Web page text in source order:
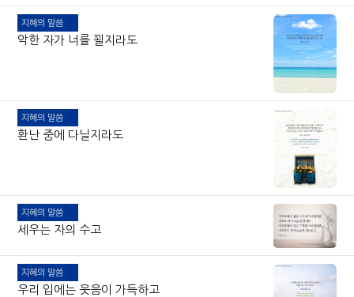
지혜의 말씀
악한 자가 너를 꾈지라도
지혜의 말씀
환난 중에 다닐지라도
지혜의 말씀
세우는 자의 수고
지혜의 말씀
우리 입에는 웃음이 가득하고